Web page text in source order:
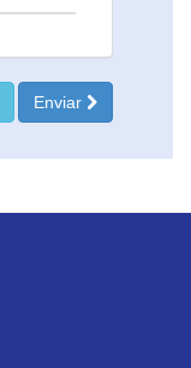
Enviar